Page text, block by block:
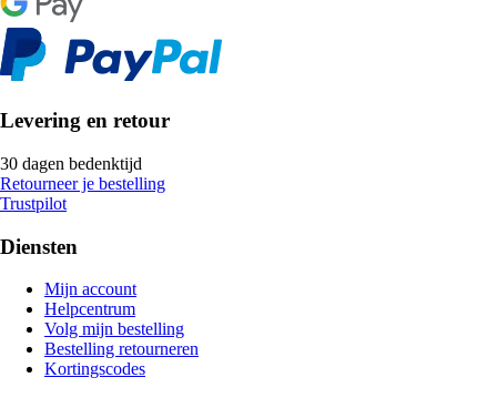
Levering en retour
30 dagen bedenktijd
Retourneer je bestelling
Trustpilot
Diensten
Mijn account
Helpcentrum
Volg mijn bestelling
Bestelling retourneren
Kortingscodes